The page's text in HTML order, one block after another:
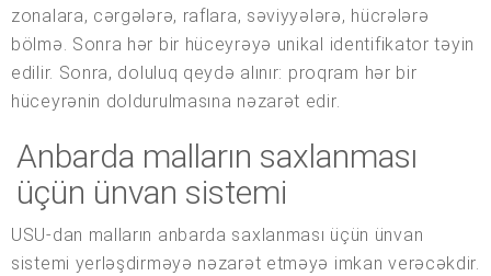
zonalara, cərgələrə, raflara, səviyyələrə, hücrələrə
bölmə. Sonra hər bir hüceyrəyə unikal identifikator təyin
edilir. Sonra, doluluq qeydə alınır: proqram hər bir
hüceyrənin doldurulmasına nəzarət edir.
Anbarda malların saxlanması
üçün ünvan sistemi
USU-dan malların anbarda saxlanması üçün ünvan
sistemi yerləşdirməyə nəzarət etməyə imkan verəcəkdir.